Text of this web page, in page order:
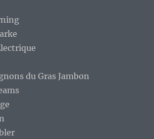
du Gras Jambon